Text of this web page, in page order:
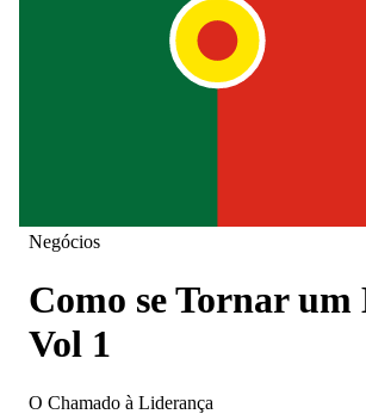
Negócios
Como se Tornar um
Vol 1
O Chamado à Liderança